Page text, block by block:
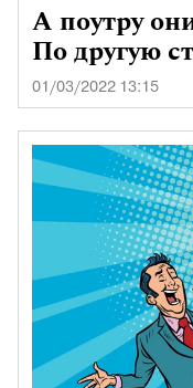
А поутру
По другую
01/03/2022 13:15